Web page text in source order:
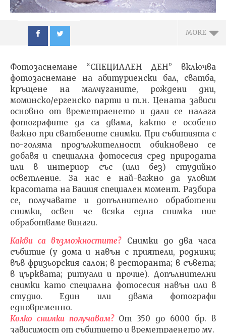
MORE
NOW VIEWING
ФОТОЗАСНЕМАНЕ
СПЕЦИАЛЕН ДЕН
25.04.2016
admin
Фотозаснемане “СПЕЦИАЛЕН ДЕН” включва
фотозаснемане на абитуриенски бал, сватба,
кръщене на малчуганите, рождени дни,
моминско/ергенско парти и т.н. Цената зависи
основно от времетраенето и дали се налага
фотографите да са двама, както е особено
важно при сватбените снимки. При събитията с
по-голяма продължителност обикновено се
добавя и специална фотосесия сред природата
или в интериор със (или без) студийно
осветление. За нас е най-важно да уловим
красотата на Вашия специален момент. Разбира
се, получавате и допълнително обработени
снимки, освен че всяка една снимка ние
обработваме винаги.
Какви са възможностите?
Снимки до два часа
събитие (у дома и навън с приятели, роднини;
във фризьорския салон; в ресторанта; в съвета;
в църквата; ритуали и прочие). Допълнителни
снимки като специална фотосесия навън или в
студио. Един или двама фотографи
едновременно.
Колко снимки получавам? От 350 до 6000 бр. в
зависимост от събитието и времетраенето му.